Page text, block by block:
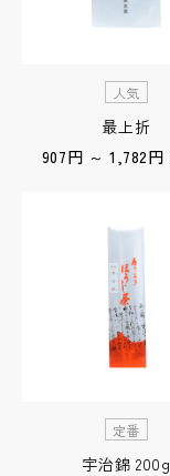
人気
最上折
907円 ～ 1,782円
定番
宇治錦 200g